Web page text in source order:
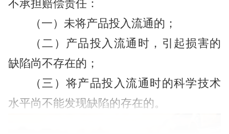
不承担赔偿责任：
（一）未将产品投入流通的；
（二）产品投入流通时，引起损害的
缺陷尚不存在的；
（三）将产品投入流通时的科学技术
水平尚不能发现缺陷的存在的。